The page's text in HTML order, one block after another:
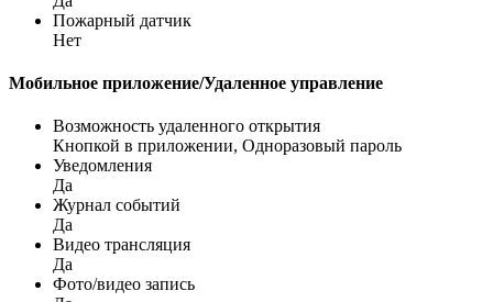
Пожарный датчик
Нет
Мобильное приложение/Удаленное управление
Возможность удаленного открытия
Кнопкой в приложении, Одноразовый пароль
Уведомления
Да
Журнал событий
Да
Видео трансляция
Да
Фото/видео запись